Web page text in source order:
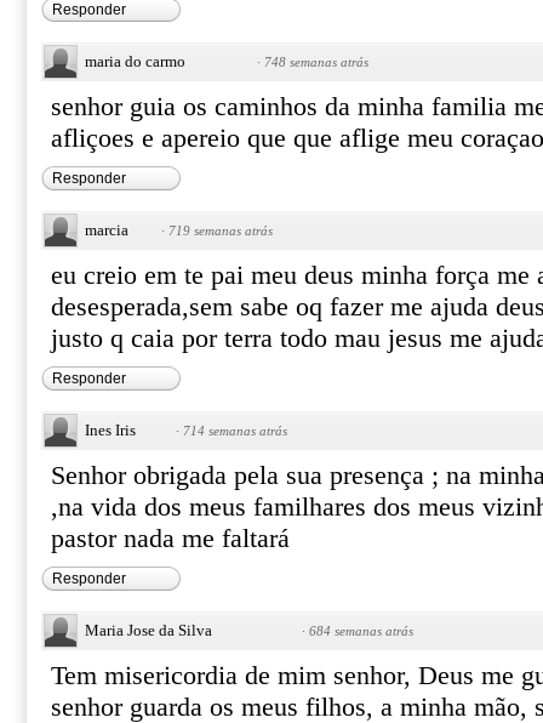
Responder
maria do carmo · 748 semanas atrás
senhor guia os caminhos da minha familia
afliçoes e apereio que que aflige meu coraçao
Responder
marcia · 719 semanas atrás
eu creio em te pai meu deus minha força me
desesperada,sem sabe oq fazer me ajuda
justo q caia por terra todo mau jesus me
Responder
Ines Iris · 714 semanas atrás
Senhor obrigada pela sua presença ; na
,na vida dos meus familhares dos meus
pastor nada me faltará
Responder
Maria Jose da Silva · 684 semanas atrás
Tem misericordia de mim senhor, Deus me
senhor guarda os meus filhos, a minha mão,